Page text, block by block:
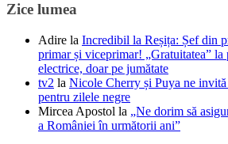
Zice lumea
Adire la Incredibil la Reșița: Șef din
primar și viceprimar! „Gratuitatea” la
electrice, doar pe jumătate
tv2 la Nicole Cherry și Puya ne
pentru zilele negre
Mircea Apostol la „Ne dorim să
a României în următorii ani”